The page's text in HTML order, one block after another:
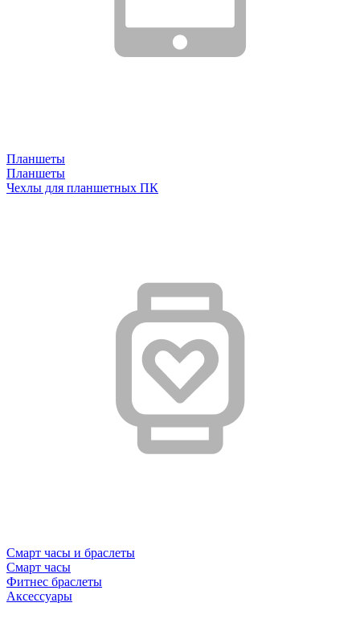
Планшеты
Планшеты
Чехлы для планшетных ПК
Смарт часы и браслеты
Смарт часы
Фитнес браслеты
Аксессуары